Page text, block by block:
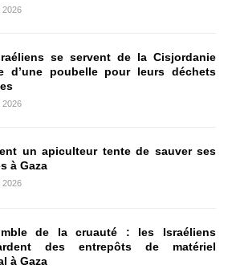
2026
se servent de la Cisjordanie
d’une poubelle pour leurs déchets
2026
un apiculteur tente de sauver ses
à Gaza
2026
de la cruauté : les Israéliens
des entrepôts de matériel
à Gaza